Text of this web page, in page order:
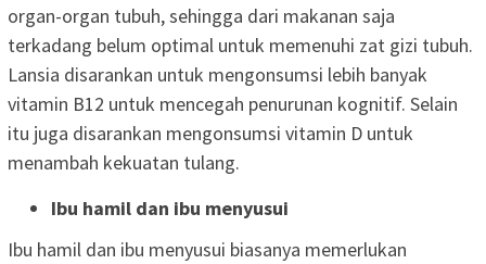
organ-organ tubuh, sehingga dari makanan saja
terkadang belum optimal untuk memenuhi zat gizi tubuh.
Lansia disarankan untuk mengonsumsi lebih banyak
vitamin B12 untuk mencegah penurunan kognitif. Selain
itu juga disarankan mengonsumsi vitamin D untuk
menambah kekuatan tulang.
Ibu hamil dan ibu menyusui
Ibu hamil dan ibu menyusui biasanya memerlukan